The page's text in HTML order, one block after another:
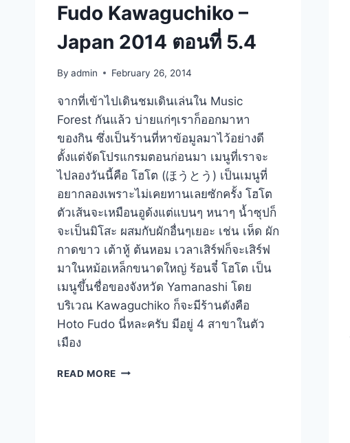
Fudo Kawaguchiko –
Japan 2014 ตอนที่ 5.4
By admin February 26, 2014
จากที่เข้าไปเดินชมเดินเล่นใน Music
Forest กันแล้ว บ่ายแก่ๆเราก็ออกมาหา
ของกิน ซึ่งเป็นร้านที่หาข้อมูลมาไว้อย่างดี
ตั้งแต่จัดโปรแกรมตอนก่อนมา เมนูที่เราจะ
ไปลองวันนี้คือ โฮโต (ほうとう) เป็นเมนูที่
อยากลองเพราะไม่เคยทานเลยซักครั้ง โฮโต
ตัวเส้นจะเหมือนอูด้งแต่แบนๆ หนาๆ น้ำซุปก็
จะเป็นมิโสะ ผสมกับผักอื่นๆเยอะ เช่น เห็ด ผัก
กาดขาว เต้าหู้ ต้นหอม เวลาเสิร์ฟก็จะเสิร์ฟ
มาในหม้อเหล็กขนาดใหญ่ ร้อนจี๋ โฮโต เป็น
เมนูขึ้นชื่อของจังหวัด Yamanashi โดย
บริเวณ Kawaguchiko ก็จะมีร้านดังคือ
Hoto Fudo นี่หละครับ มีอยู่ 4 สาขาในตัว
เมือง
READ MORE ลอง